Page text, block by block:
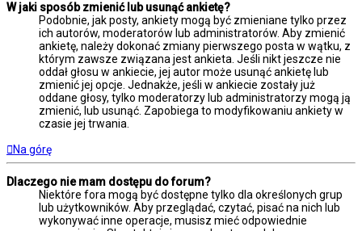
W jaki sposób zmienić lub usunąć ankietę?
Podobnie, jak posty, ankiety mogą być zmieniane tylko przez
ich autorów, moderatorów lub administratorów. Aby zmienić
ankietę, należy dokonać zmiany pierwszego posta w wątku, z
którym zawsze związana jest ankieta. Jeśli nikt jeszcze nie
oddał głosu w ankiecie, jej autor może usunąć ankietę lub
zmienić jej opcje. Jednakże, jeśli w ankiecie zostały już
oddane głosy, tylko moderatorzy lub administratorzy mogą ją
zmienić, lub usunąć. Zapobiega to modyfikowaniu ankiety w
czasie jej trwania.
Na górę
Dlaczego nie mam dostępu do forum?
Niektóre fora mogą być dostępne tylko dla określonych grup
lub użytkowników. Aby przeglądać, czytać, pisać na nich lub
wykonywać inne operacje, musisz mieć odpowiednie